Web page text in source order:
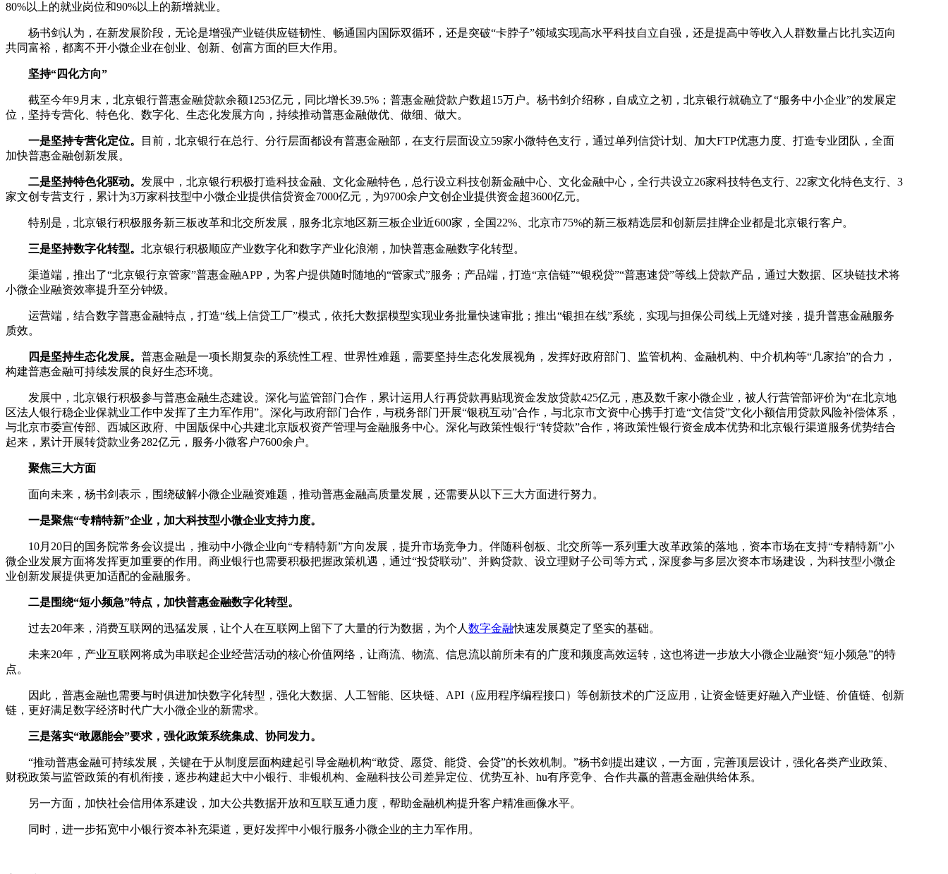
80%以上的就业岗位和90%以上的新增就业。
杨书剑认为，在新发展阶段，无论是增强产业链供应链韧性、畅通国内国际双循环，还是突破“卡脖子”领域实现高水平科技自立自强，还是提高中等收入人群数量占比扎实迈向
共同富裕，都离不开小微企业在创业、创新、创富方面的巨大作用。
坚持“四化方向”
截至今年9月末，北京银行普惠金融贷款余额1253亿元，同比增长39.5%；普惠金融贷款户数超15万户。杨书剑介绍称，自成立之初，北京银行就确立了“服务中小企业”的发展定
位，坚持专营化、特色化、数字化、生态化发展方向，持续推动普惠金融做优、做细、做大。
一是坚持专营化定位。
目前，北京银行在总行、分行层面都设有普惠金融部，在支行层面设立59家小微特色支行，通过单列信贷计划、加大FTP优惠力度、打造专业团队，全面
加快普惠金融创新发展。
二是坚持特色化驱动。 发展中，北京银行积极打造科技金融、文化金融特色，总行设立科技创新金融中心、文化金融中心，全行共设立26家科技特色支行、22家文化特色支行、3
家文创专营支行，累计为3万家科技型中小微企业提供信贷资金7000亿元，为9700余户文创企业提供资金超3600亿元。
特别是，北京银行积极服务新三板改革和北交所发展，服务北京地区新三板企业近600家，全国22%、北京市75%的新三板精选层和创新层挂牌企业都是北京银行客户。
三是坚持数字化转型。 北京银行积极顺应产业数字化和数字产业化浪潮，加快普惠金融数字化转型。
渠道端，推出了“北京银行京管家”普惠金融APP，为客户提供随时随地的“管家式”服务；产品端，打造“京信链”“银税贷”“普惠速贷”等线上贷款产品，通过大数据、区块链技术将
小微企业融资效率提升至分钟级。
运营端，结合数字普惠金融特点，打造“线上信贷工厂”模式，依托大数据模型实现业务批量快速审批；推出“银担在线”系统，实现与担保公司线上无缝对接，提升普惠金融服务
质效。
四是坚持生态化发展。 普惠金融是一项长期复杂的系统性工程、世界性难题，需要坚持生态化发展视角，发挥好政府部门、监管机构、金融机构、中介机构等“几家抬”的合力，
构建普惠金融可持续发展的良好生态环境。
发展中，北京银行积极参与普惠金融生态建设。深化与监管部门合作，累计运用人行再贷款再贴现资金发放贷款425亿元，惠及数千家小微企业，被人行营管部评价为“在北京地
区法人银行稳企业保就业工作中发挥了主力军作用”。深化与政府部门合作，与税务部门开展“银税互动”合作，与北京市文资中心携手打造“文信贷”文化小额信用贷款风险补偿体系，
与北京市委宣传部、西城区政府、中国版保中心共建北京版权资产管理与金融服务中心。深化与政策性银行“转贷款”合作，将政策性银行资金成本优势和北京银行渠道服务优势结合
起来，累计开展转贷款业务282亿元，服务小微客户7600余户。
聚焦三大方面
面向未来，杨书剑表示，围绕破解小微企业融资难题，推动普惠金融高质量发展，还需要从以下三大方面进行努力。
一是聚焦“专精特新”企业，加大科技型小微企业支持力度。
10月20日的国务院常务会议提出，推动中小微企业向“专精特新”方向发展，提升市场竞争力。伴随科创板、北交所等一系列重大改革政策的落地，资本市场在支持“专精特新”小
微企业发展方面将发挥更加重要的作用。商业银行也需要积极把握政策机遇，通过“投贷联动”、并购贷款、设立理财子公司等方式，深度参与多层次资本市场建设，为科技型小微企
业创新发展提供更加适配的金融服务。
二是围绕“短小频急”特点，加快普惠金融数字化转型。
过去20年来，消费互联网的迅猛发展，让个人在互联网上留下了大量的行为数据，为个人 数字金融快速发展奠定了坚实的基础。
未来20年，产业互联网将成为串联起企业经营活动的核心价值网络，让商流、物流、信息流以前所未有的广度和频度高效运转，这也将进一步放大小微企业融资“短小频急”的特
点。
因此，普惠金融也需要与时俱进加快数字化转型，强化大数据、人工智能、区块链、API（应用程序编程接口）等创新技术的广泛应用，让资金链更好融入产业链、价值链、创新
链，更好满足数字经济时代广大小微企业的新需求。
三是落实“敢愿能会”要求，强化政策系统集成、协同发力。
“推动普惠金融可持续发展，关键在于从制度层面构建起引导金融机构“敢贷、愿贷、能贷、会贷”的长效机制。”杨书剑提出建议，一方面，完善顶层设计，强化各类产业政策、
财税政策与监管政策的有机衔接，逐步构建起大中小银行、非银机构、金融科技公司差异定位、优势互补、hu有序竞争、合作共赢的普惠金融供给体系。
另一方面，加快社会信用体系建设，加大公共数据开放和互联互通力度，帮助金融机构提升客户精准画像水平。
同时，进一步拓宽中小银行资本补充渠道，更好发挥中小银行服务小微企业的主力军作用。